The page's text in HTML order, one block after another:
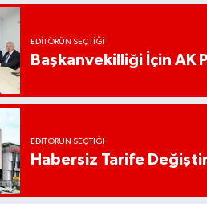
EDITÖRÜN SEÇTIĞI
Başkanvekilliği İçin AK
EDITÖRÜN SEÇTIĞI
Habersiz Tarife